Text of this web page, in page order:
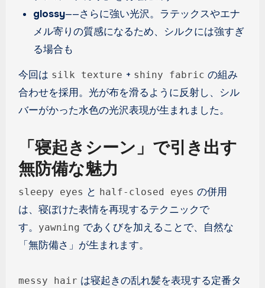
glossy——さらに強い光沢。ラテックスやエナ
メル寄りの質感になるため、シルクには強すぎ
る場合も
今回は silk texture + shiny fabric の組み
合わせを採用。光が布を滑るように反射し、シル
バーがかった水色の光沢表現が生まれました。
「寝起きシーン」で引き出す
無防備な魅力
sleepy eyes と half-closed eyes の併用
は、寝ぼけた表情を再現するテクニックで
す。
yawning であくびを加えることで、自然な
「無防備さ」が生まれます。
messy hair は寝起きの乱れ髪を表現する定番タ